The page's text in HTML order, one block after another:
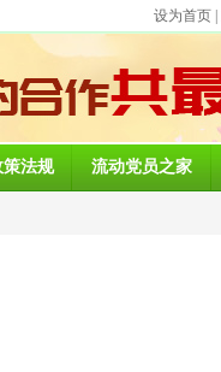
设为首页
策法规 流动党员之家